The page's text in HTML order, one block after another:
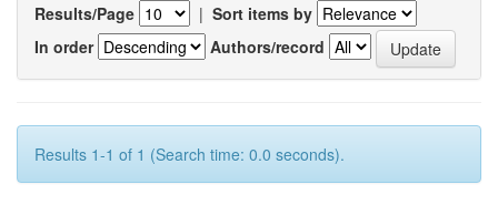
Results/Page | Sort items by
In order
Authors/record
Results 1-1 of 1 (Search time: 0.0 seconds).